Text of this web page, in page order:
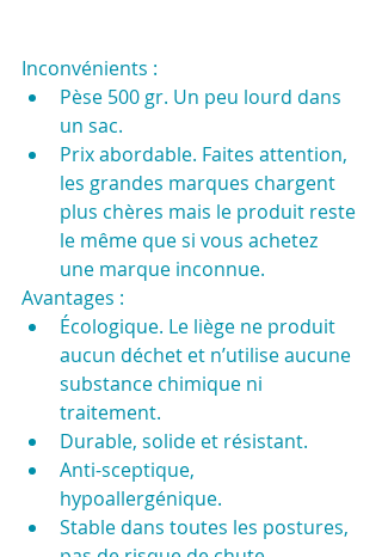
Inconvénients :
Pèse 500 gr. Un peu lourd dans
un sac.
Prix abordable. Faites attention,
les grandes marques chargent
plus chères mais le produit reste
le même que si vous achetez
une marque inconnue.
Avantages :
Écologique. Le liège ne produit
aucun déchet et n’utilise aucune
substance chimique ni
traitement.
Durable, solide et résistant.
Anti-sceptique,
hypoallergénique.
Stable dans toutes les postures,